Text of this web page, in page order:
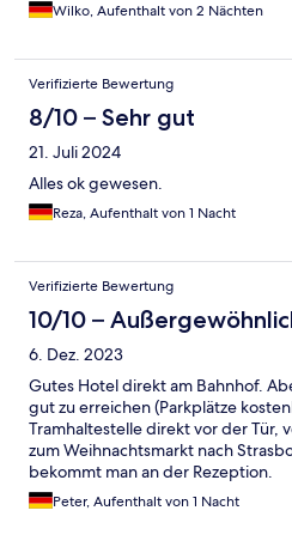
Wilko, Aufenthalt von 2 Nächten
Verifizierte Bewertung
8/10 – Sehr gut
21. Juli 2024
Alles ok gewesen.
Reza, Aufenthalt von 1 Nacht
Verifizierte Bewertung
10/10 –
6. Dez. 2023
Gutes Hotel direkt am Bahnhof.
gut zu erreichen (Parkplätze
Tramhaltestelle direkt vor der Tür,
zum Weihnachtsmarkt nach
bekommt man an der Rezeption.
Peter, Aufenthalt von 1 Nacht